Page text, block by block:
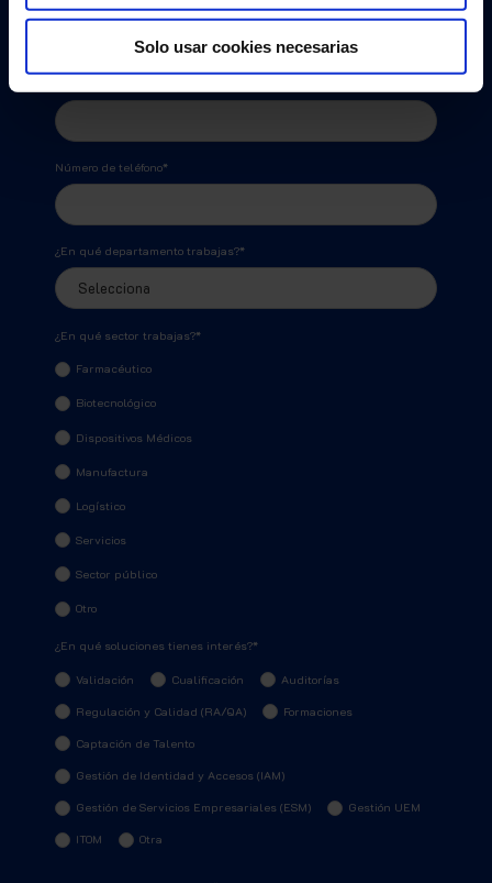
Solo usar cookies necesarias
Número de teléfono*
¿En qué departamento trabajas?*
¿En qué sector trabajas?*
Farmacéutico
Biotecnológico
Dispositivos Médicos
Manufactura
Logístico
Servicios
Sector público
Otro
¿En qué soluciones tienes interés?*
Validación Cualificación Auditorías
Regulación y Calidad (RA/QA) Formaciones
Captación de Talento
Gestión de Identidad y Accesos (IAM)
Gestión de Servicios Empresariales (ESM) Gestión UEM
ITOM Otra